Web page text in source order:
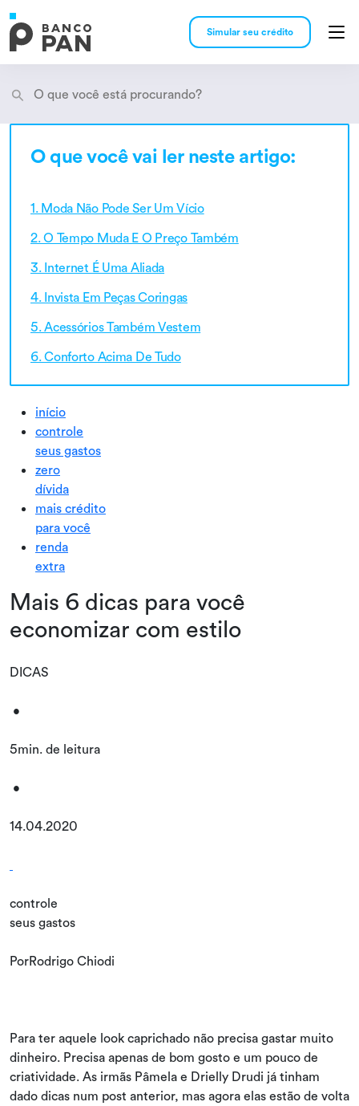
Simular seu crédito
Encontramos
O que você vai ler neste artigo:
1. Moda Não Pode Ser Um Vício
2. O Tempo Muda E O Preço Também
3. Internet É Uma Aliada
4. Invista Em Peças Coringas
5. Acessórios Também Vestem
6. Conforto Acima De Tudo
início
controle
seus gastos
zero
dívida
mais crédito
para você
renda
extra
Mais 6 dicas para você
economizar com estilo
DICAS
•
5min. de leitura
•
14.04.2020
controle
seus gastos
PorRodrigo Chiodi
Para ter aquele look caprichado não precisa gastar muito
dinheiro. Precisa apenas de bom gosto e um pouco de
criatividade. As irmãs Pâmela e Drielly Drudi já tinham
dado dicas num post anterior, mas agora elas estão de volta